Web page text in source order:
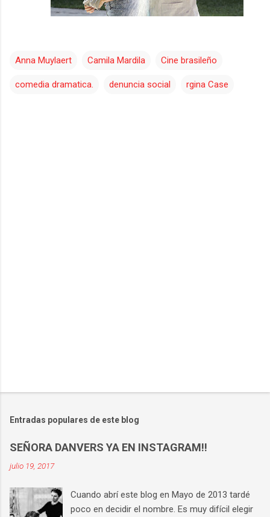
Anna Muylaert Camila Mardila Cine brasileño
comedia dramatica. denuncia social rgina Case
Entradas populares de este blog
SEÑORA DANVERS YA EN INSTAGRAM!!
julio 19, 2017
Cuando abrí este blog en Mayo de 2013 tardé
poco en decidir el nombre. Es muy difícil elegir